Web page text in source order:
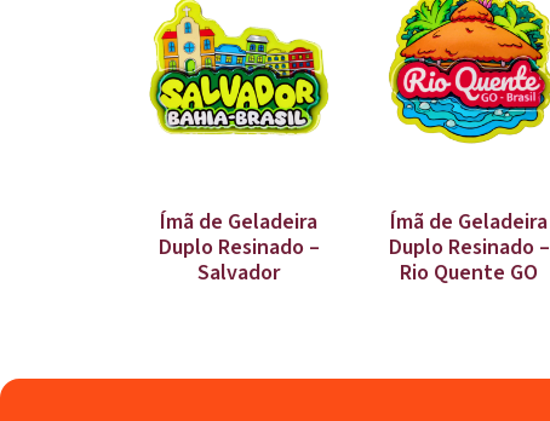
Ímã de Geladeira
Duplo Resinado –
Salvador
Ímã de Geladeira
Duplo Resinado –
Rio Quente GO